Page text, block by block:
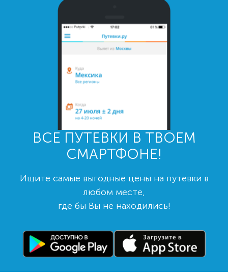
ВСЕ ПУТЕВКИ В ТВОЕМ
СМАРТФОНЕ!
Ищите самые выгодные цены на путевки в
любом месте,
где бы Вы не находились!